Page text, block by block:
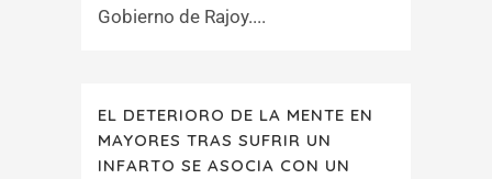
Gobierno de Rajoy....
EL DETERIORO DE LA MENTE EN
MAYORES TRAS SUFRIR UN
INFARTO SE ASOCIA CON UN